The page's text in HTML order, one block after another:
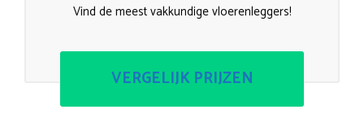
Vind de meest vakkundige vloerenleggers!
VERGELIJK PRIJZEN